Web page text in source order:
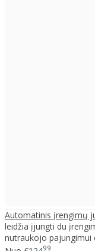
Automatinis įrengimų
leidžia įjungti du
nutraukojo pajungimui
99